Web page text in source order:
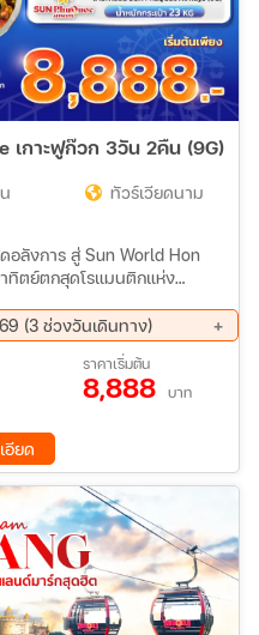
เกาะฟูก๊วก 3วัน 2คืน (9G)
ทัวร์เวียดนาม
ดอลังการ สู่ Sun World Hon
ทิตย์ตกสุดโรแมนติกแห่ง
มทะเล
(3 ช่วงวันเดินทาง)
11 ก.ย. 69 - 13 ก.ย. 69
ราคาเริ่มต้น
8,888 บาท
อียด